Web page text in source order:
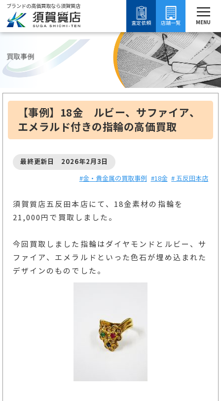
ブランドの高価買取なら須賀質店
査定依頼
店舗一覧 MENU
ブランド買取 金・貴金属買取 18金買取 18金の買取事例
買取事例
【事例】18金 ルビー、サファイア、
エメラルド付きの指輪の高価買取
最終更新日 2026年2月3日
#金・貴金属の買取事例
#18金 # 五反田本店
須賀質店五反田本店にて、18金素材の指輪を
21,000円で買取しました。
今回買取しました指輪はダイヤモンドとルビー、サ
ファイア、エメラルドといった色石が埋め込まれた
デザインのものでした。